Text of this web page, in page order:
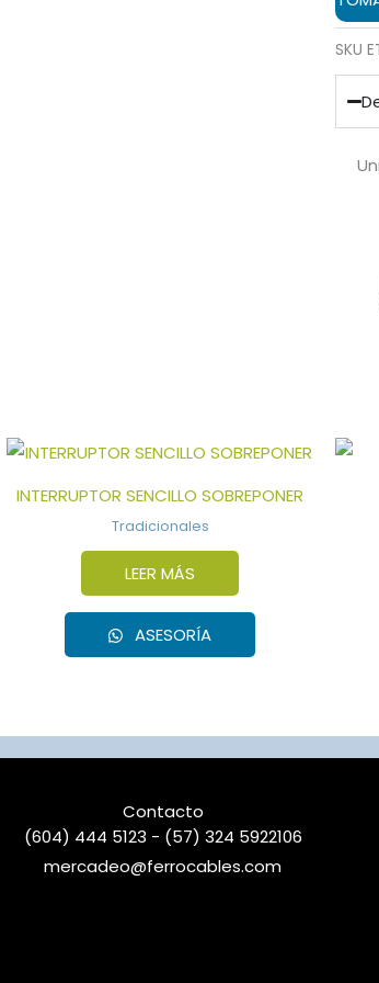
SKU
INTERRUPTOR SENCILLO SOBREPONER
Tradicionales
LEER MÁS
ASESORÍA
Contacto
(604) 444 5123 - (57) 324 5922106
mercadeo@ferrocables.com